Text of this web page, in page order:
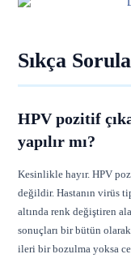
Sıkça
HPV pozitif
yapılır mı?
Kesinlikle hayır. HPV
değildir. Hastanın virüs
altında renk değiştiren
sonuçları bir bütün
ileri bir bozulma yoksa